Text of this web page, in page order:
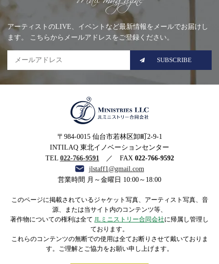
アーティストのLIVE、イベントなど最新情報をメールでお届けし
ます。 こちらからメールアドレスをご登録ください。
SUBSCRIBE
ストリー合同会社
〒984-0015 仙台市若林区卸町2-9-1
INTILAQ 東北イノベーションセンター
TEL 022-766-9591 ／ FAX 022-766-9592
jlstaff1@gmail.com
営業時間 月～金曜日 10:00～18:00
このページに掲載されているジャケット写真、アーティスト写真、音
源、または当サイト内のコンテンツ等、
著作物についての権利は全て JLミニストリー合同会社に帰属し管理し
ております。
これらのコンテンツの無断での使用は全てお断りさせて戴いておりま
す。ご理解とご協力をお願い申し上げます。